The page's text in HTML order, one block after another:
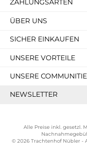
ZAHLUNGSARTEN
ÜBER UNS
SICHER EINKAUFEN
UNSERE VORTEILE
UNSERE
NEWSLETTER
Alle Preise inkl. gesetzl.
© 2026 Trachtenhof Nübler -